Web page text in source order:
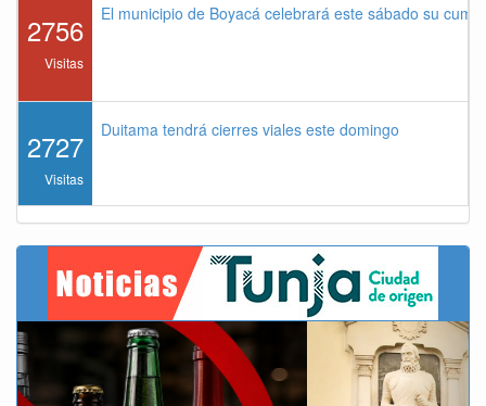
2756
Visitas
El municipio de Boyacá celebrará este sábado su
2727
Visitas
Duitama tendrá cierres viales este domingo
Previous Next